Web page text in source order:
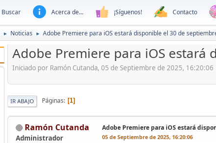
Buscar Acerca de... ¡Síguenos! Contacto
► Noticias ► Adobe Premiere para iOS estará disponible el 30 de
Adobe Premiere para iOS
Iniciado por Ramón Cutanda, 05 de Septiembre de 2025, 16:20:06
IR ABAJO Páginas 1
Ramón Cutanda
Administrador
Adobe Premiere para iOS estará
05 de Septiembre de 2025, 16:20:06